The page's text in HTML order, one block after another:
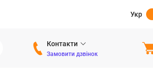
Укр
Контакти
Замовити дзвінок